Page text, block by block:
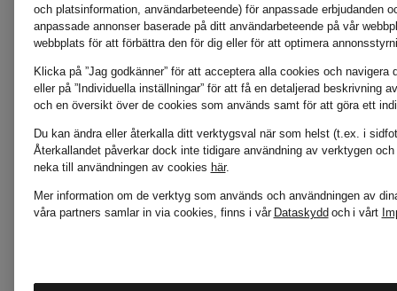
Joseph
Ribkoff
KENNEL &
SCHMENGER
Smith
& Soul
och platsinformation, användarbeteende) för anpassade erbjudanden
anpassade annonser baserade på ditt användarbeteende på vår
webbplats för att förbättra den för dig eller för att optimera
Klicka på ”Jag godkänner” för att acceptera alla cookies och navigera
eller på ”Individuella inställningar” för att få en detaljerad beskrivning
och en översikt över de cookies som används samt för att göra ett
Du kan ändra eller återkalla ditt verktygsval när som helst (t.ex. i
Återkallandet påverkar dock inte tidigare användning av verktygen
neka till användningen av cookies här.
Mer information om de verktyg som används och användningen av
våra partners samlar in via cookies, finns i vår Dataskydd och i vårt